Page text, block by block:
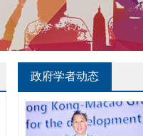
政府学者动态